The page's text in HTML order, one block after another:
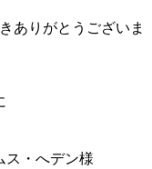
ありがとうございま
・へデン様